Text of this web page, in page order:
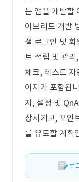
는 앱을 개발할
이브리드 개발
셜 로그인 및
트 적립 및 관
체크, 테스트 자
이지가 포함됩
지, 설정 및
상시키고, 포인
를 유도할 계획
로